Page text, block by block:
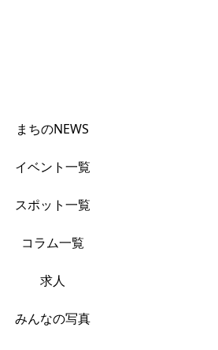
まちのNEWS
イベント一覧
スポット一覧
コラム一覧
求人
みんなの写真